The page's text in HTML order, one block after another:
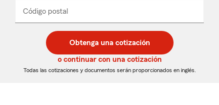
desplegable
Código postal
de
5
dígitos
de
5
dígitos
_____
Obtenga una cotización
o continuar con una cotización
Todas las cotizaciones y documentos serán proporcionados en inglés.